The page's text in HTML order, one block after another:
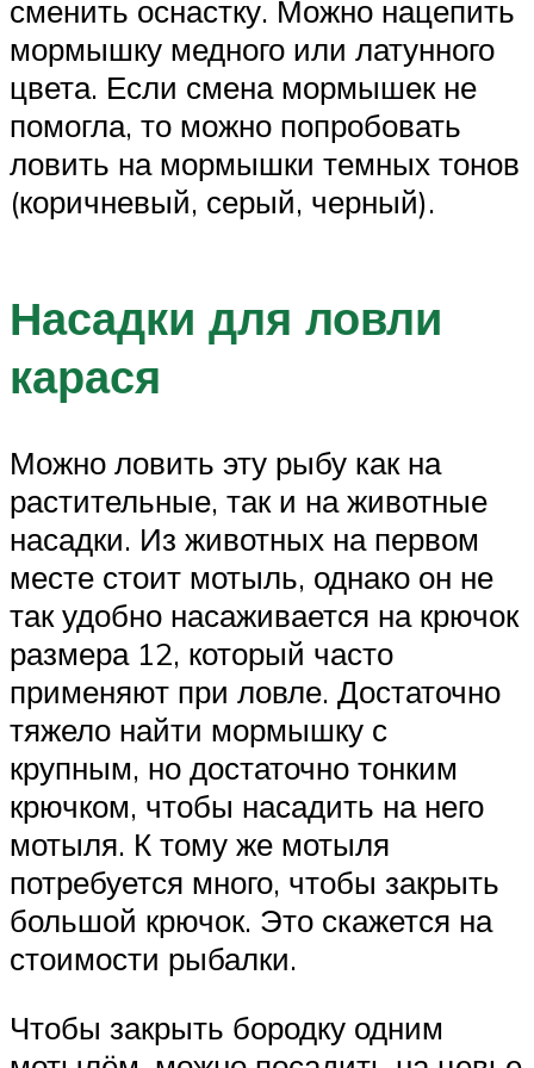
сменить оснастку. Можно нацепить
мормышку медного или латунного
цвета. Если смена мормышек не
помогла, то можно попробовать
ловить на мормышки темных тонов
(коричневый, серый, черный).
Насадки для ловли
карася
Можно ловить эту рыбу как на
растительные, так и на животные
насадки. Из животных на первом
месте стоит мотыль, однако он не
так удобно насаживается на крючок
размера 12, который часто
применяют при ловле. Достаточно
тяжело найти мормышку с
крупным, но достаточно тонким
крючком, чтобы насадить на него
мотыля. К тому же мотыля
потребуется много, чтобы закрыть
большой крючок. Это скажется на
стоимости рыбалки.
Чтобы закрыть бородку одним